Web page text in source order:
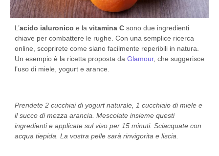
L’acido ialuronico e la vitamina C sono due ingredienti
chiave per combattere le rughe. Con una semplice ricerca
online, scoprirete come siano facilmente reperibili in natura.
Un esempio è la ricetta proposta da Glamour, che suggerisce
l’uso di miele, yogurt e arance.
Prendete 2 cucchiai di yogurt naturale, 1 cucchiaio di miele e
il succo di mezza arancia. Mescolate insieme questi
ingredienti e applicate sul viso per 15 minuti. Sciacquate con
acqua tiepida. La vostra pelle sarà rinvigorita e liscia.